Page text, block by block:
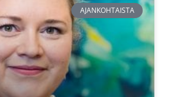
AJANKOHTAISTA